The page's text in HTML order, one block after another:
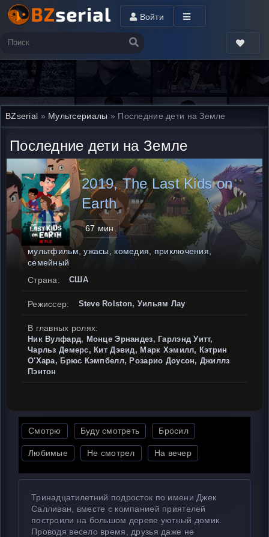
Войти
BZserial » Мультсериалы » Последние дети на Земле
Последние дети на Земле
2019, The Last Kids on
Earth
67 мин.
мультфильм, ужасы, комедия, приключения,
семейный
Страна:
США
Режиссер: Steve Rolston, Уильям Лау
В главных ролях:
Ник Вулфард, Монце Эрнандез, Гарлэнд Уитт,
Чарльз Демерс, Кит Дэвид, Марк Хэмилл, Кэтрин
О'Хара, Брюс Кэмпбелл, Розарио Доусон, Джиллз
Пэнтон
Смотрю Буду смотреть Бросил
Любимые Не смотрел На вечер
Тринадцатилетний подросток по имени Джек
Салливан, вместе с компанией приятелей
построили на большом дереве уютный домик.
Проводя весело время, друзья даже не